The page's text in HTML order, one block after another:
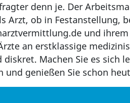
denn je. Der
Arzt, ob in
und
an erstklassige
Machen Sie es sich
und genießen Sie schon